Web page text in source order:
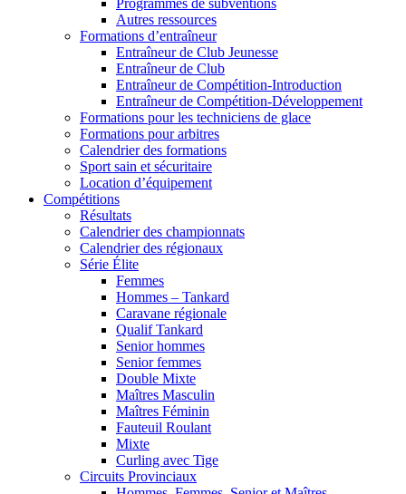
Programmes de subventions
Autres ressources
Formations d’entraîneur
Entraîneur de Club Jeunesse
Entraîneur de Club
Entraîneur de Compétition-Introduction
Entraîneur de Compétition-Développement
Formations pour les techniciens de glace
Formations pour arbitres
Calendrier des formations
Sport sain et sécuritaire
Location d’équipement
Compétitions
Résultats
Calendrier des championnats
Calendrier des régionaux
Série Élite
Femmes
Hommes – Tankard
Caravane régionale
Qualif Tankard
Senior hommes
Senior femmes
Double Mixte
Maîtres Masculin
Maîtres Féminin
Fauteuil Roulant
Mixte
Curling avec Tige
Circuits Provinciaux